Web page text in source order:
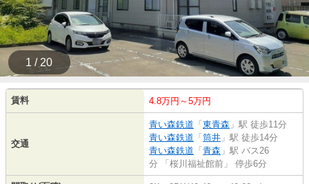
1 / 20
賃料 4.8万円～5万円
交通
青い森鉄道 「 東青森 」駅 徒歩11分
青い森鉄道 「 筒井 」駅 徒歩14分
青い森鉄道 「 青森 」駅 バス26
分 「桜川福祉館前」 停歩6分